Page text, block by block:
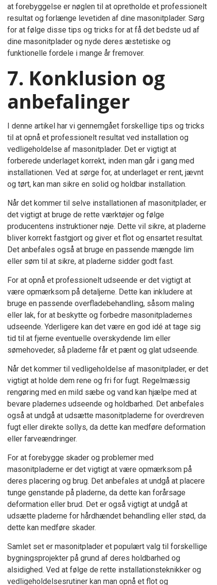
at forebyggelse er nøglen til at opretholde et professionelt
resultat og forlænge levetiden af dine masonitplader. Sørg
for at følge disse tips og tricks for at få det bedste ud af
dine masonitplader og nyde deres æstetiske og
funktionelle fordele i mange år fremover.
7. Konklusion og
anbefalinger
I denne artikel har vi gennemgået forskellige tips og tricks
til at opnå et professionelt resultat ved installation og
vedligeholdelse af masonitplader. Det er vigtigt at
forberede underlaget korrekt, inden man går i gang med
installationen. Ved at sørge for, at underlaget er rent, jævnt
og tørt, kan man sikre en solid og holdbar installation.
Når det kommer til selve installationen af masonitplader, er
det vigtigt at bruge de rette værktøjer og følge
producentens instruktioner nøje. Dette vil sikre, at pladerne
bliver korrekt fastgjort og giver et flot og ensartet resultat.
Det anbefales også at bruge en passende mængde lim
eller søm til at sikre, at pladerne sidder godt fast.
For at opnå et professionelt udseende er det vigtigt at
være opmærksom på detaljerne. Dette kan inkludere at
bruge en passende overfladebehandling, såsom maling
eller lak, for at beskytte og forbedre masonitpladernes
udseende. Yderligere kan det være en god idé at tage sig
tid til at fjerne eventuelle overskydende lim eller
sømehoveder, så pladerne får et pænt og glat udseende.
Når det kommer til vedligeholdelse af masonitplader, er det
vigtigt at holde dem rene og fri for fugt. Regelmæssig
rengøring med en mild sæbe og vand kan hjælpe med at
bevare pladernes udseende og holdbarhed. Det anbefales
også at undgå at udsætte masonitpladerne for overdreven
fugt eller direkte sollys, da dette kan medføre deformation
eller farveændringer.
For at forebygge skader og problemer med
masonitpladerne er det vigtigt at være opmærksom på
deres placering og brug. Det anbefales at undgå at placere
tunge genstande på pladerne, da dette kan forårsage
deformation eller brud. Det er også vigtigt at undgå at
udsætte pladerne for hårdhændet behandling eller stød, da
dette kan medføre skader.
Samlet set er masonitplader et populært valg til forskellige
bygningsprojekter på grund af deres holdbarhed og
alsidighed. Ved at følge de rette installationsteknikker og
vedligeholdelsesrutiner kan man opnå et flot og